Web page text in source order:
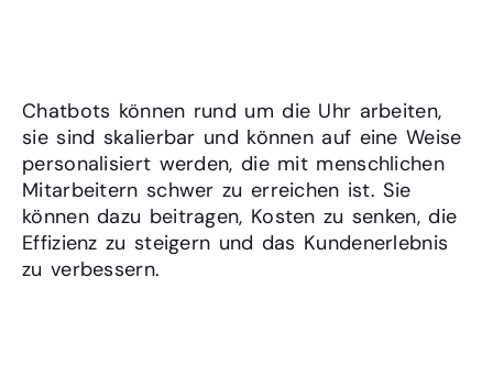
Chatbots können rund um die Uhr arbeiten,
sie sind skalierbar und können auf eine Weise
personalisiert werden, die mit menschlichen
Mitarbeitern schwer zu erreichen ist. Sie
können dazu beitragen, Kosten zu senken, die
Effizienz zu steigern und das Kundenerlebnis
zu verbessern.